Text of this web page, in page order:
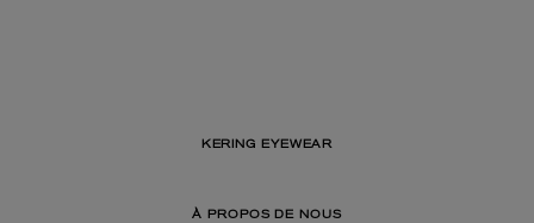
KERING EYEWEAR
À PROPOS DE NOUS